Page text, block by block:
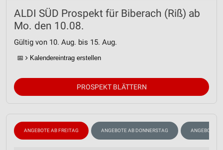
ALDI SÜD Prospekt für Biberach (Riß) ab
Mo. den 10.08.
Gültig von 10. Aug. bis 15. Aug.
📅 Kalendereintrag erstellen
PROSPEKT BLÄTTERN
ANGEBOTE AB FREITAG ANGEBOTE AB DONNERSTAG ANGEBOTE